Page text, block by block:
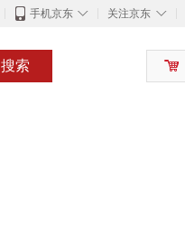
◇
手机京东 ◇
关注京东
搜索